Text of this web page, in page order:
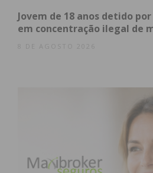
Paredes 320 3
Penafiel 153
Jovem de 18 anos detido
em concentração ilegal de
8 DE AGOSTO 2026